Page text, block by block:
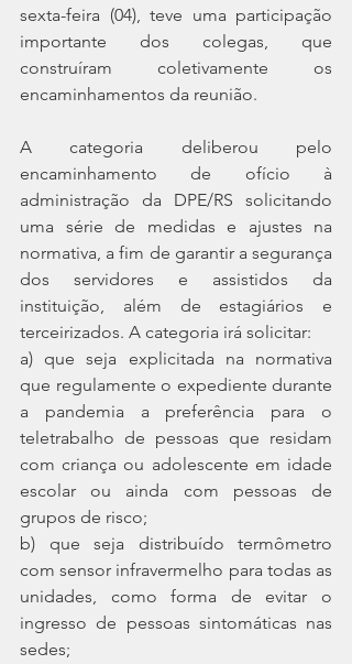
sexta-feira (04), teve uma participação
importante dos colegas, que
construíram coletivamente os
encaminhamentos da reunião.
A categoria deliberou pelo
encaminhamento de ofício à
administração da DPE/RS solicitando
uma série de medidas e ajustes na
normativa, a fim de garantir a segurança
dos servidores e assistidos da
instituição, além de estagiários e
terceirizados. A categoria irá solicitar:
a) que seja explicitada na normativa
que regulamente o expediente durante
a pandemia a preferência para o
teletrabalho de pessoas que residam
com criança ou adolescente em idade
escolar ou ainda com pessoas de
grupos de risco;
b) que seja distribuído termômetro
com sensor infravermelho para todas as
unidades, como forma de evitar o
ingresso de pessoas sintomáticas nas
sedes;